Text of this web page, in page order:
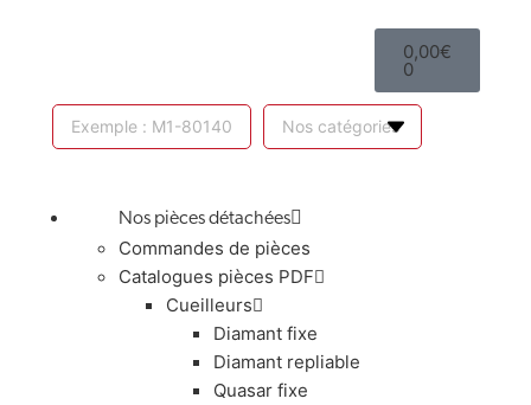
0,00€
0
Nos pièces détachées
Commandes de pièces
Catalogues pièces PDF
Cueilleurs
Diamant fixe
Diamant repliable
Quasar fixe